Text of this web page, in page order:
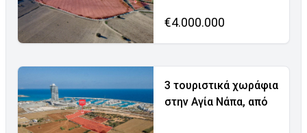
€4.000.000
3 τουριστικά χωράφια
στην Αγία Νάπα, από